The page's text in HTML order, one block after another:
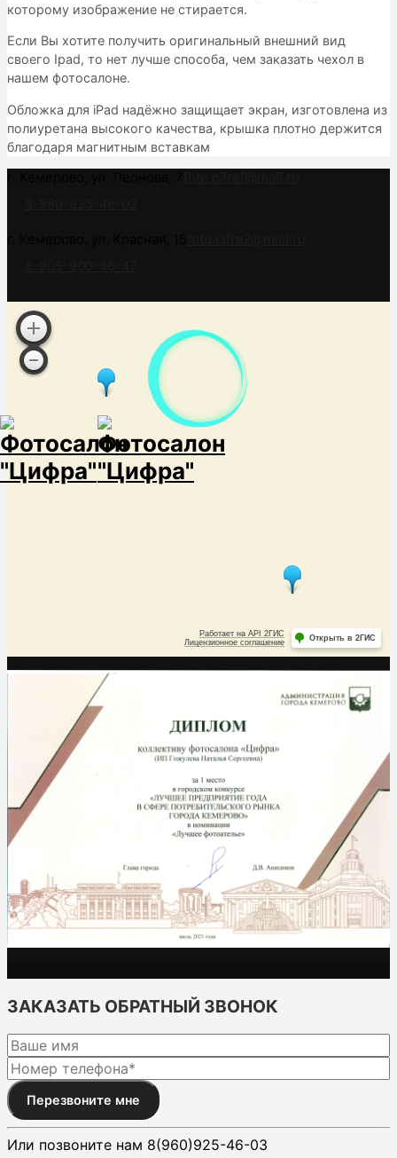
которому изображение не стирается.
Если Вы хотите получить оригинальный внешний вид
своего Ipad, то нет лучше способа, чем заказать чехол в
нашем фотосалоне.
Обложка для iPad надёжно защищает экран, изготовлена из
полиуретана высокого качества, крышка плотно держится
благодаря магнитным вставкам
ЗАКАЗАТЬ ОБРАТНЫЙ ЗВОНОК
Перезвоните мне
Или позвоните нам 8(960)925-46-03